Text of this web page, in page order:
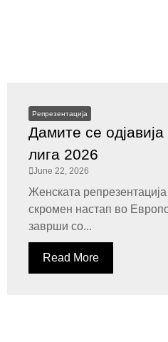
Репрезентација
Дамите се
лига 2026
June 22, 2026
Женската
скромен настап во
заврши со...
Read More